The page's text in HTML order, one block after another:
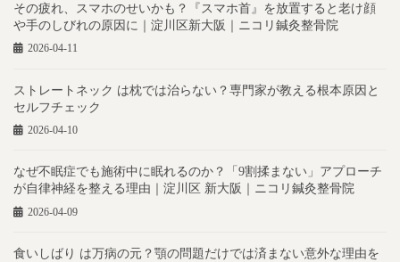
その疲れ、スマホのせいかも？『スマホ首』を放置すると老け顔
や手のしびれの原因に｜淀川区新大阪｜ニコリ鍼灸整骨院
2026-04-11
ストレートネック は枕では治らない？専門家が教える根本原因と
セルフチェック
2026-04-10
なぜ不眠症でも施術中に眠れるのか？「9割揉まない」アプローチ
が自律神経を整える理由｜淀川区 新大阪｜ニコリ鍼灸整骨院
2026-04-09
食いしばり は万病の元？顎の問題だけでは済まない意外な理由を